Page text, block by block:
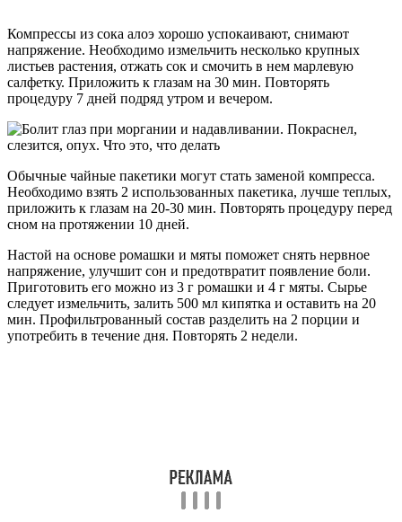
Компрессы из сока алоэ хорошо успокаивают, снимают
напряжение. Необходимо измельчить несколько крупных
листьев растения, отжать сок и смочить в нем марлевую
салфетку. Приложить к глазам на 30 мин. Повторять
процедуру 7 дней подряд утром и вечером.
Обычные чайные пакетики могут стать заменой компресса.
Необходимо взять 2 использованных пакетика, лучше теплых,
приложить к глазам на 20-30 мин. Повторять процедуру перед
сном на протяжении 10 дней.
Настой на основе ромашки и мяты поможет снять нервное
напряжение, улучшит сон и предотвратит появление боли.
Приготовить его можно из 3 г ромашки и 4 г мяты. Сырье
следует измельчить, залить 500 мл кипятка и оставить на 20
мин. Профильтрованный состав разделить на 2 порции и
употребить в течение дня. Повторять 2 недели.